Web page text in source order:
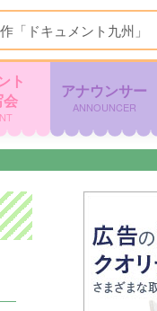
「ドキュメント九州」
ト
アナウンサー
ANNOUNCER